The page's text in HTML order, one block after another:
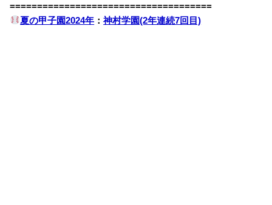
=====================================
夏の甲子園2024年 ：神村学園(2年連続7回目)